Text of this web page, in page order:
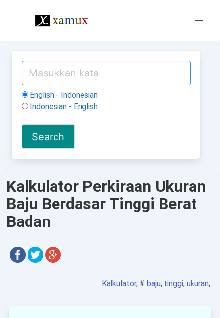
English - Indonesian
Indonesian - English
Kalkulator Perkiraan Ukuran
Baju Berdasar Tinggi Berat
Badan
Kalkulator, # baju, tinggi, ukuran,